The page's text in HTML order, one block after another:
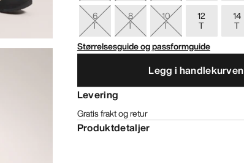
6
T
8
T
10
T
12
T
14
T
Størrelsesguide og passformguide
Legg i handlekurven
Levering
Gratis frakt og retur
Produktdetaljer